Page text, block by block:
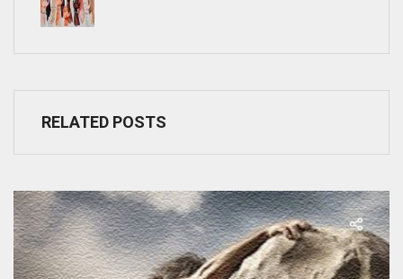
RELATED POSTS